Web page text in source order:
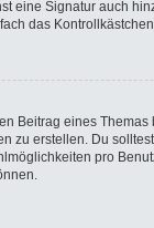
eine Signatur auch
das
Beitrag eines
zu erstellen. Du
pro